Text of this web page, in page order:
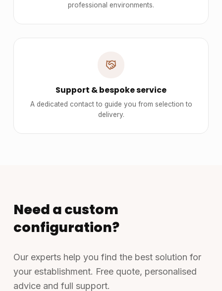
professional environments.
Support & bespoke service
A dedicated contact to guide you from selection to
delivery.
Need a custom
configuration?
Our experts help you find the best solution for
your establishment. Free quote, personalised
advice and full support.